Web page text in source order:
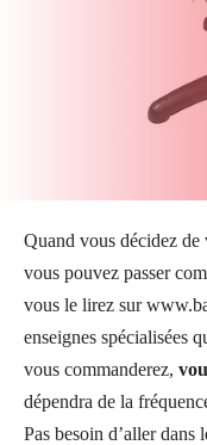
Quand vous décidez de
vous pouvez passer
vous le lirez sur
enseignes spécialisées
vous commanderez,
dépendra de la
Pas besoin d’aller dans